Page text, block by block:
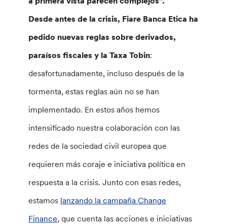
Desde antes de la crisis, Fiare Banca Etica ha
pedido nuevas reglas sobre derivados,
paraísos fiscales y la Taxa Tobin:
desafortunadamente, incluso después de la
tormenta, estas reglas aún no se han
implementado. En estos años hemos
intensificado nuestra colaboración con las
redes de la sociedad civil europea que
requieren más coraje e iniciativa política en
respuesta a la crisis. Junto con esas redes,
estamos lanzando la campaña Change
Finance, que cuenta las acciones e iniciativas